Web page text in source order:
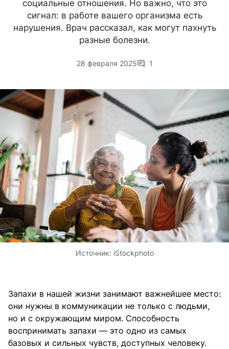
социальные отношения. Но важно, что это
сигнал: в работе вашего организма есть
нарушения. Врач рассказал, как могут пахнуть
разные болезни.
28 февраля 2025 1
Источник: iStockphoto
Запахи в нашей жизни занимают важнейшее место:
они нужны в коммуникации не только с людьми,
но и с окружающим миром. Способность
воспринимать запахи — это одно из самых
базовых и сильных чувств, доступных человеку.